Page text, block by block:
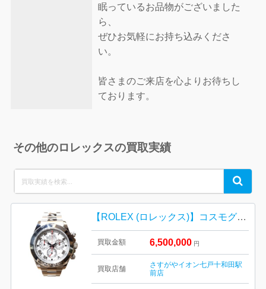
眠っているお品物がございました
ら、
ぜひお気軽にお持ち込みくださ
い。
皆さまのご来店を心よりお待ちし
ております。
その他のロレックスの買取実績
for:
Search
【ROLEX (ロレックス)】コスモグラフ デイトナ / メテオライト文字盤 / Ref.116509
買取金額 6,500,000 円
買取店舗
さすがやイオン七戸十和田駅
前店